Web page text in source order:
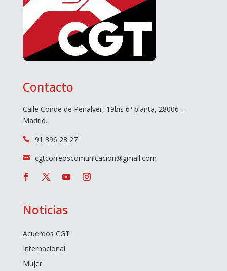
Contacto
Calle Conde de Peñalver, 19bis 6ª planta, 28006 –
Madrid.
 91 396 23 27
 cgtcorreoscomunicacion@gmail.com
Noticias
Acuerdos CGT
Internacional
Mujer